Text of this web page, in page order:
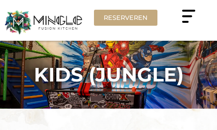
RESERVEREN
KIDS (JUNGLE)